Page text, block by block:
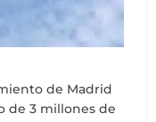
de Madrid
de 3 millones de